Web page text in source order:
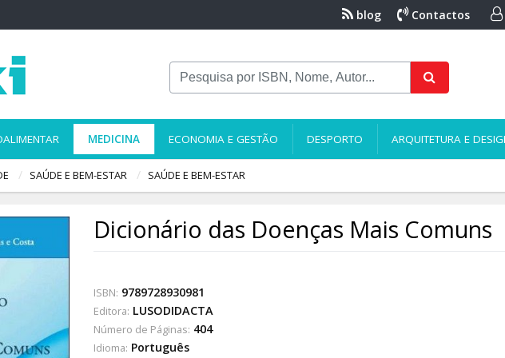
blog Contactos
MEDICINA ECONOMIA E GESTÃO DESPORTO ARQUITETURA E
SAÚDE E BEM-ESTAR SAÚDE E BEM-ESTAR
Dicionário das Doenças Mais Comuns
ISBN: 9789728930981
Editora: LUSODIDACTA
Número de Páginas: 404
Idioma: Português